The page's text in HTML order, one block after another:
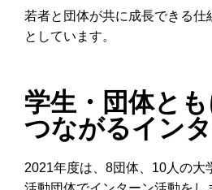
若者と団体が共に成長できる仕
としています。
学生・団体と
つながるイン
2021年度は、8団体、10人の大